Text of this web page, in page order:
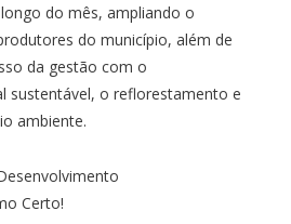
do mês, ampliando o
do município, além de
da gestão com o
sustentável, o reflorestamento e
ambiente.
Certo!